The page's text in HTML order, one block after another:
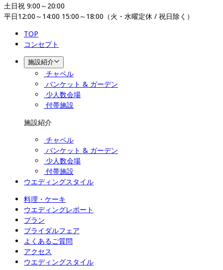
土日祝 9:00～20:00
平日12:00～14:00 15:00～18:00（火・水曜定休 / 祝日除く）
TOP
コンセプト
施設紹介
チャペル
バンケット & ガーデン
少人数会場
付帯施設
施設紹介
チャペル
バンケット & ガーデン
少人数会場
付帯施設
ウエディングスタイル
料理・ケーキ
ウエディングレポート
プラン
ブライダルフェア
よくあるご質問
アクセス
ウエディングスタイル